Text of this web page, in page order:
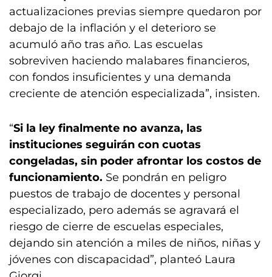
actualizaciones previas siempre quedaron por
debajo de la inflación y el deterioro se
acumuló año tras año. Las escuelas
sobreviven haciendo malabares financieros,
con fondos insuficientes y una demanda
creciente de atención especializada”, insisten.
“Si la ley finalmente no avanza, las
instituciones seguirán con cuotas
congeladas, sin poder afrontar los costos de
funcionamiento. Se pondrán en peligro
puestos de trabajo de docentes y personal
especializado, pero además se agravará el
riesgo de cierre de escuelas especiales,
dejando sin atención a miles de niños, niñas y
jóvenes con discapacidad”, planteó Laura